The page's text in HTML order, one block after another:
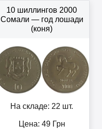
10 шиллингов 2000
Сомали — год лошади
(коня)
На складе: 22 шт.
Цена: 49Грн